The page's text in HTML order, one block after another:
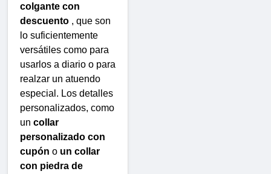
colgante con
descuento , que son
lo suficientemente
versátiles como para
usarlos a diario o para
realzar un atuendo
especial. Los detalles
personalizados, como
un collar
personalizado con
cupón o un collar
con piedra de